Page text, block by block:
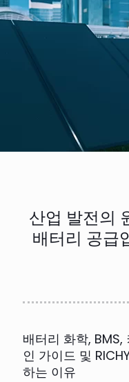
산업 발전의
배터리 공급
배터리 화학,
인 가이드 및
하는 이유